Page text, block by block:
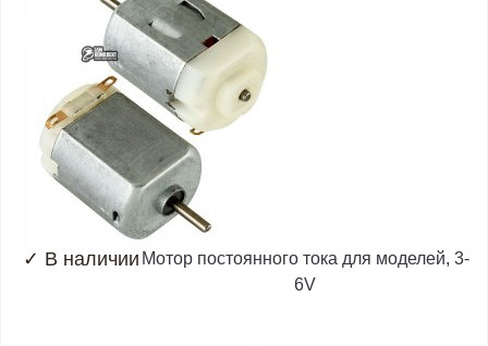
✓ В наличии Мотор постоянного тока для моделей, 3-
6V